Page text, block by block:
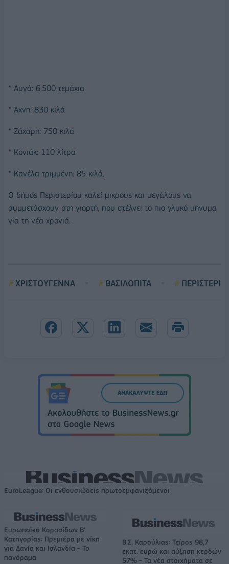
* Αυγά: 6.500 τεμάχια
* Άχνη: 830 κιλά
* Ζάχαρη: 750 κιλά
* Κονιάκ: 110 λίτρα
* Κανέλα τριμμένη: 85 κιλά.
Ο δήμος Περιστερίου καλεί μικρούς και μεγάλους να
συμμετάσχουν στη γιορτή, που στέλνει το πιο γλυκό μήνυμα
για τη νέα χρονιά.
ΧΡΙΣΤΟΥΓΕΝΝΑ ΒΑΣΙΛΟΠΙΤΑ ΠΕΡΙΣΤΕΡΙ
EuroLeague: Οι ενθουσιώδεις πρωτοεμφανιζόμενοι
Ευρωπαϊκό Κορασίδων Β'
Κατηγορίας: Πρεμιέρα με νίκη
για Δανία και Ισλανδία - Το
πανόραμα
Β.Σ. Καρούλιας: Τζίρος 98,7
εκατ. ευρώ και αύξηση κερδών
57% - Τα νέα στοιχήματα σε